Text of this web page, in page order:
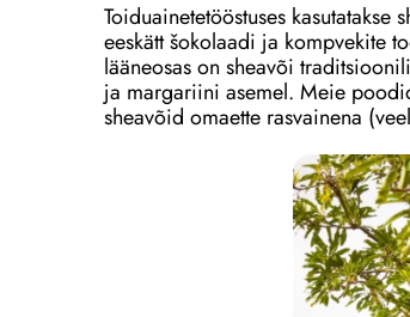
Toiduainetetööstuses
eeskätt šokolaadi ja kompvekite
lääneosas on sheavõi
ja margariini asemel. Meie
sheavõid omaette rasvainena